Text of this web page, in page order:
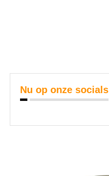
Nu op onze socials